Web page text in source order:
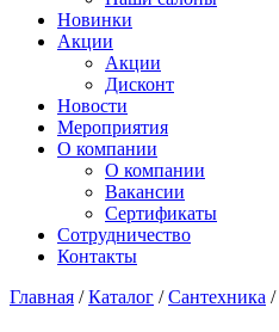
Новинки
Акции
Акции
Дисконт
Новости
Мероприятия
О компании
О компании
Вакансии
Сертификаты
Сотрудничество
Контакты
Главная /Каталог /Сантехника /